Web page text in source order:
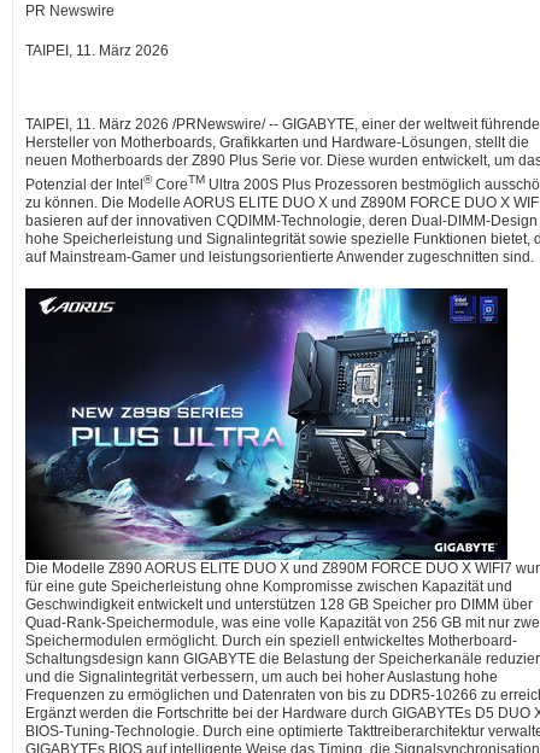
PR Newswire
TAIPEI, 11. März 2026
TAIPEI , 11. März 2026 /PRNewswire/ -- GIGABYTE, einer der weltweit
Hersteller von Motherboards, Grafikkarten und Hardware-Lösungen, stellt die
neuen Motherboards der Z890 Plus Serie vor. Diese wurden entwickelt, um
Potenzial der Intel ®CoreTM Ultra 200S Plus Prozessoren bestmöglich
zu können. Die Modelle AORUS ELITE DUO X und Z890M FORCE DUO X
basieren auf der innovativen CQDIMM-Technologie, deren Dual-DIMM-Design
hohe Speicherleistung und Signalintegrität sowie spezielle Funktionen bietet,
auf Mainstream-Gamer und leistungsorientierte Anwender zugeschnitten sind.
Die Modelle Z890 AORUS ELITE DUO X und Z890M FORCE DUO X WIFI7
für eine gute Speicherleistung ohne Kompromisse zwischen Kapazität und
Geschwindigkeit entwickelt und unterstützen 128 GB Speicher pro DIMM über
Quad-Rank-Speichermodule, was eine volle Kapazität von 256 GB mit nur
Speichermodulen ermöglicht. Durch ein speziell entwickeltes Motherboard-
Schaltungsdesign kann GIGABYTE die Belastung der Speicherkanäle
und die Signalintegrität verbessern, um auch bei hoher Auslastung hohe
Frequenzen zu ermöglichen und Datenraten von bis zu DDR5-10266 zu
Ergänzt werden die Fortschritte bei der Hardware durch GIGABYTEs D5 DUO
BIOS-Tuning-Technologie. Durch eine optimierte Takttreiberarchitektur